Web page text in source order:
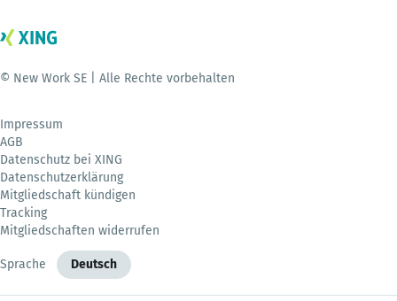
© New Work SE | Alle Rechte vorbehalten
Impressum
AGB
Datenschutz bei XING
Datenschutzerklärung
Mitgliedschaft kündigen
Tracking
Mitgliedschaften widerrufen
Sprache Deutsch